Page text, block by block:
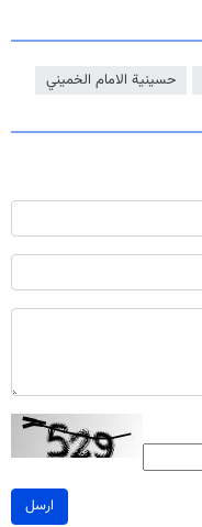
حسينية الامام الخميني
ارسل